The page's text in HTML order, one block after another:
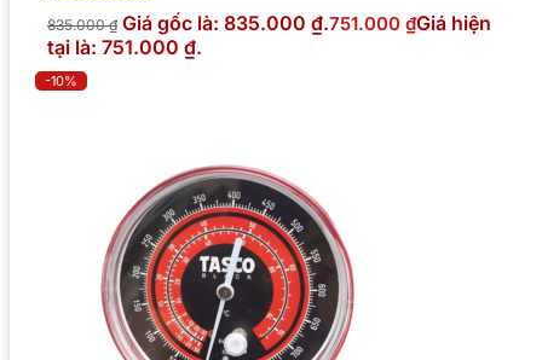
835.000₫ Giá gốc là: 835.000 ₫.751.000 ₫Giá hiện
tại là: 751.000 ₫.
-10%